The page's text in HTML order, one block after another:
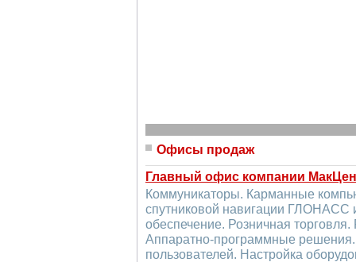
Офисы продаж
Главный офис компании
Коммуникаторы. Карманные
спутниковой навигации ГЛОНАСС
обеспечение. Розничная
Аппаратно-программные
пользователей. Настройка